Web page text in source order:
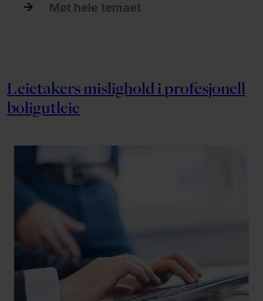
Møt hele temaet
Leietakers mislighold i profesjonell
boligutleie